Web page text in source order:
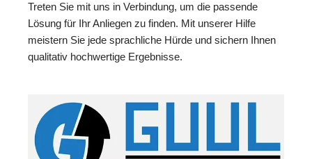
Treten Sie mit uns in Verbindung, um die passende
Lösung für Ihr Anliegen zu finden. Mit unserer Hilfe
meistern Sie jede sprachliche Hürde und sichern Ihnen
qualitativ hochwertige Ergebnisse.